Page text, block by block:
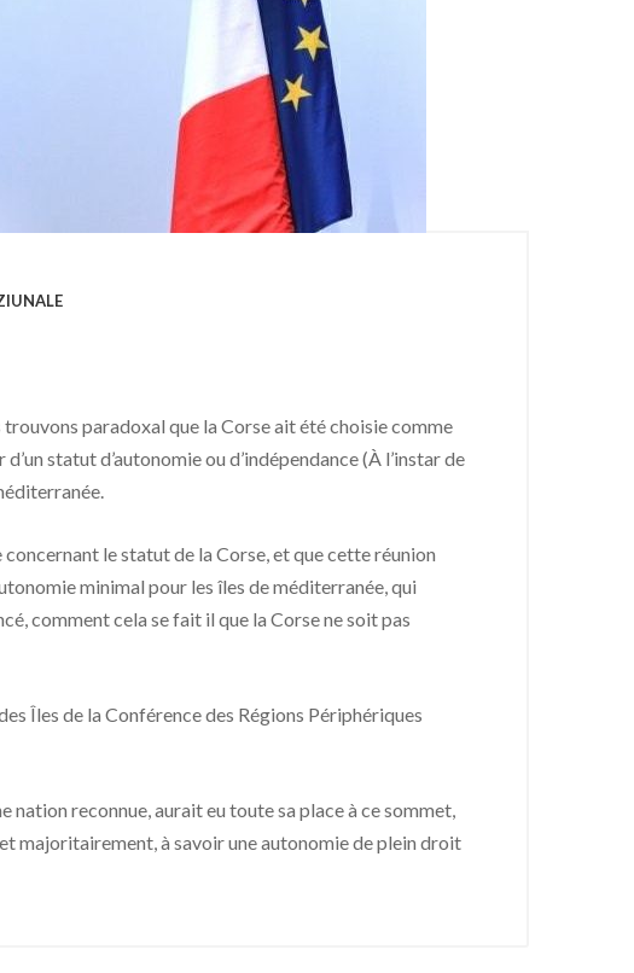
paradoxal que la Corse ait été choisie comme
statut d’autonomie ou d’indépendance (À l’instar de
le statut de la Corse, et que cette réunion
minimal pour les îles de méditerranée, qui
comment cela se fait il que la Corse ne soit pas
Îles de la Conférence des Régions Périphériques
nation reconnue, aurait eu toute sa place à ce sommet,
majoritairement, à savoir une autonomie de plein droit